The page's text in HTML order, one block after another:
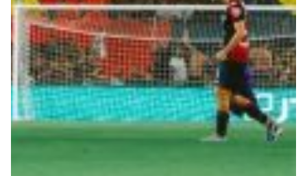
Summer Sale
Mare
Accessori
Party